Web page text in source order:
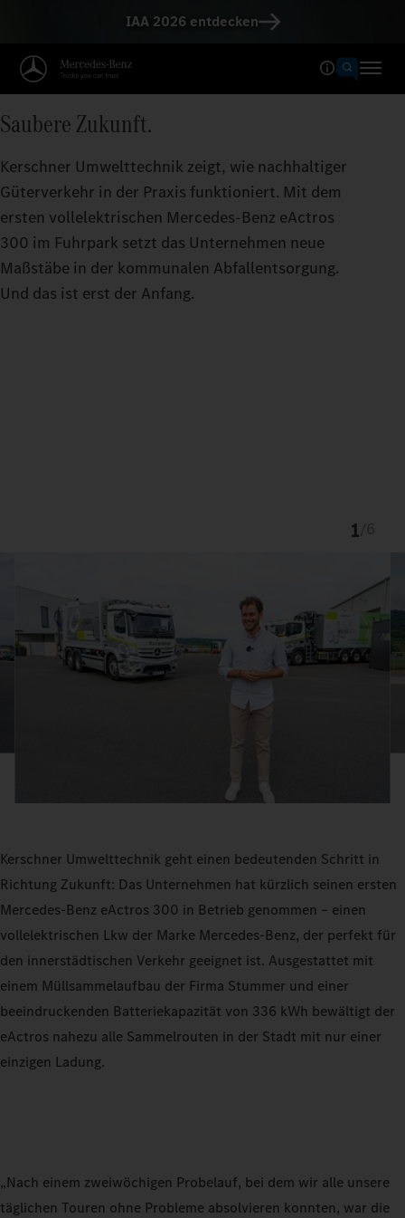
IAA 2026 entdecken
Saubere Zukunft.
Kerschner Umwelttechnik zeigt, wie nachhaltiger
Güterverkehr in der Praxis funktioniert. Mit dem
ersten vollelektrischen Mercedes-Benz eActros
300 im Fuhrpark setzt das Unternehmen neue
Maßstäbe in der kommunalen Abfallentsorgung.
Und das ist erst der Anfang.
1
Kerschner Umwelttechnik geht einen bedeutenden Schritt in
Richtung Zukunft: Das Unternehmen hat kürzlich seinen ersten
Mercedes-Benz eActros 300 in Betrieb genommen – einen
vollelektrischen Lkw der Marke Mercedes-Benz, der perfekt für
den innerstädtischen Verkehr geeignet ist. Ausgestattet mit
einem Müllsammelaufbau der Firma Stummer und einer
beeindruckenden Batteriekapazität von 336 kWh bewältigt der
eActros nahezu alle Sammelrouten in der Stadt mit nur einer
einzigen Ladung.
„Nach einem zweiwöchigen Probelauf, bei dem wir alle unsere
täglichen Touren ohne Probleme absolvieren konnten, war die